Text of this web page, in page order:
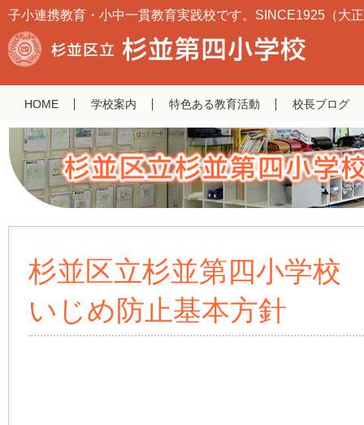
子小連携教育・小中一貫教育実践校です。SINCE1925（大
HOME 学校案内 特色ある教育活動 校長ブログ
杉並区立杉並第四小学校
いじめ防止基本方針